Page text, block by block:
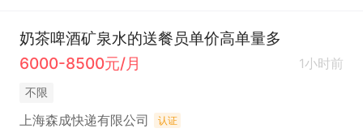
奶茶啤酒矿泉水的送餐员单价高单量多
6000-8500元/月
1小时前
不限
上海森成快递有限公司 认证